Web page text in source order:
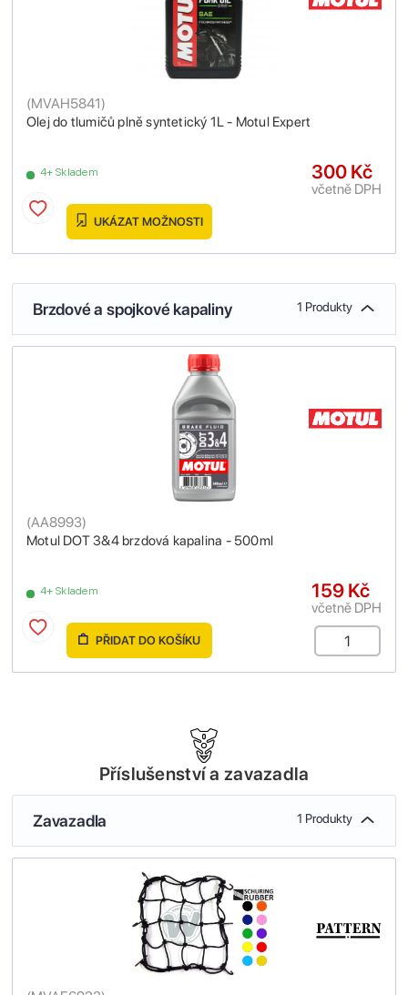
Olej do tlumičů plně syntetický 1L - Motul Expert
(MVAH5841)
4+ Skladem 300 Kč
včetně DPH
UKÁZAT MOŽNOSTI
Brzdové a spojkové kapaliny 1 Produkty
Motul DOT 3&4 brzdová kapalina - 500ml
(AA8993)
4+ Skladem 159 Kč
včetně DPH
PŘIDAT DO KOŠÍKU
Příslušenství a zavazadla
Zavazadla 1 Produkty